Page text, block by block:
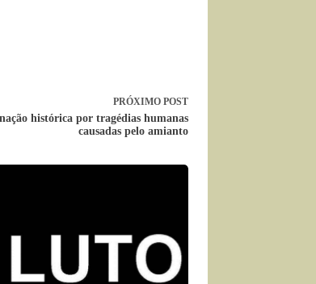
PRÓXIMO POST
histórica por tragédias humanas
causadas pelo amianto